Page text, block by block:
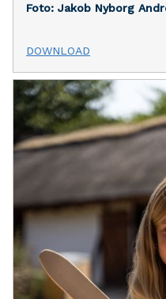
Foto: Jakob Nyborg
DOWNLOAD